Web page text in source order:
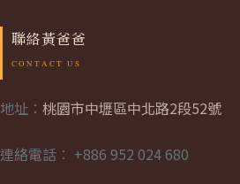
聯絡黃爸爸
地址： 桃園市中壢區中北路2段52號
連絡電話： +886 952 024 680